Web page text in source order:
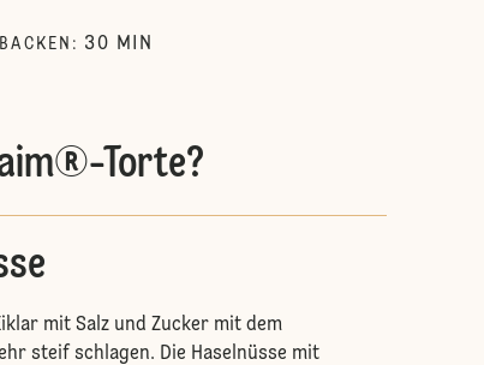
BACKEN : 30 MIN
Torte?
mit Salz und Zucker mit dem
steif schlagen. Die Haselnüsse mit